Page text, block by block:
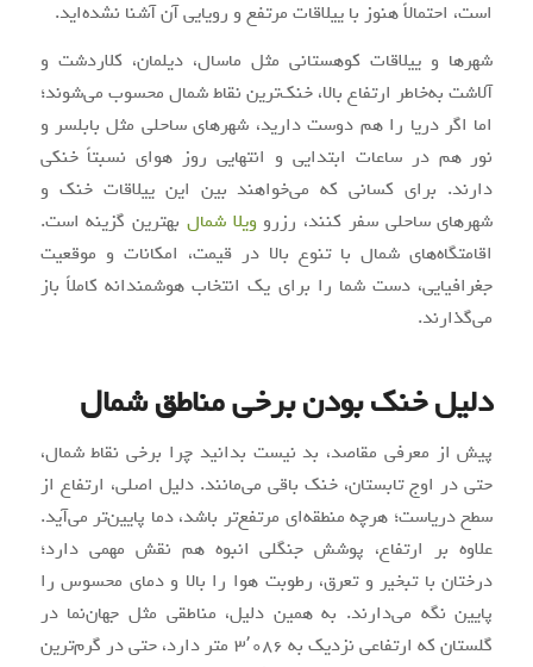
است، احتمالاً هنوز با ییلاقات مرتفع و رویایی آن آشنا نشده‌اید.
شهرها و ییلاقات کوهستانی مثل ماسال، دیلمان، کلاردشت و
آلاشت به‌خاطر ارتفاع بالا، خنک‌ترین نقاط شمال محسوب می‌شوند؛
اما اگر دریا را هم دوست دارید، شهرهای ساحلی مثل بابلسر و
نور هم در ساعات ابتدایی و انتهایی روز هوای نسبتاً خنکی
دارند. برای کسانی که می‌خواهند بین این ییلاقات خنک و
شهرهای ساحلی سفر کنند، رزرو ویلا شمال بهترین گزینه است.
اقامتگاه‌های شمال با تنوع بالا در قیمت، امکانات و موقعیت
جغرافیایی، دست شما را برای یک انتخاب هوشمندانه کاملاً باز
می‌گذارند.
دلیل خنک بودن برخی مناطق شمال
پیش از معرفی مقاصد، بد نیست بدانید چرا برخی نقاط شمال،
حتی در اوج تابستان، خنک باقی می‌مانند. دلیل اصلی، ارتفاع از
سطح دریاست؛ هرچه منطقه‌ای مرتفع‌تر باشد، دما پایین‌تر می‌آید.
علاوه بر ارتفاع، پوشش جنگلی انبوه هم نقش مهمی دارد؛
درختان با تبخیر و تعرق، رطوبت هوا را بالا و دمای محسوس را
پایین نگه می‌دارند. به همین دلیل، مناطقی مثل جهان‌نما در
گلستان که ارتفاعی نزدیک به ۳٬۰۸۶ متر دارد، حتی در گرم‌ترین